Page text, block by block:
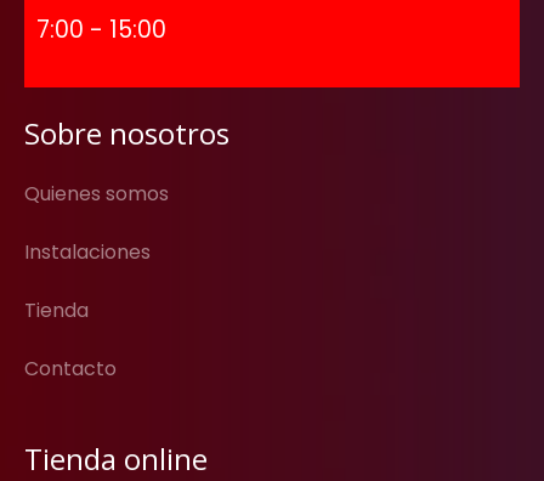
7:00 - 15:00
Sobre nosotros
Quienes somos
Instalaciones
Tienda
Contacto
Tienda online